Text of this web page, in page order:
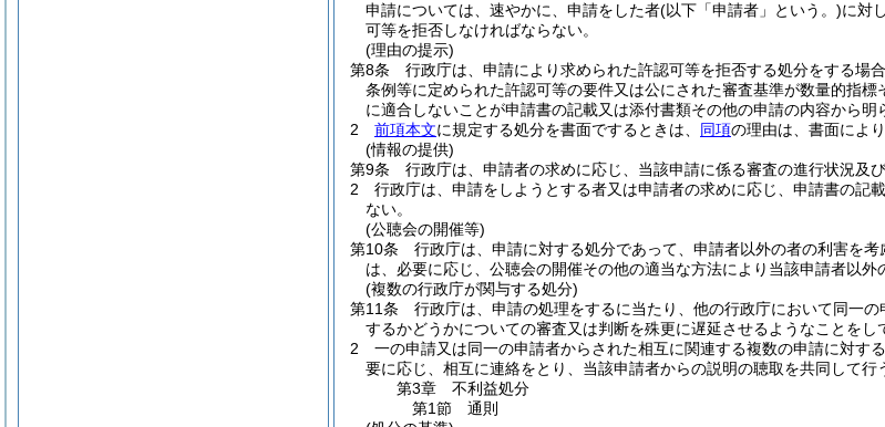
申請については、速やかに、申請をした者(以下「申請者」という。)に対
可等を拒否しなければならない。
(理由の提示)
第8条
行政庁は、申請により求められた許認可等を拒否する処分をする場
条例等に定められた許認可等の要件又は公にされた審査基準が数量的指
に適合しないことが申請書の記載又は添付書類その他の申請の内容から
2
前項本文に規定する処分を書面でするときは、 同項の理由は、書面によ
(情報の提供)
第9条
行政庁は、申請者の求めに応じ、当該申請に係る審査の進行状況及
2
行政庁は、申請をしようとする者又は申請者の求めに応じ、申請書の記
ない。
(公聴会の開催等)
第10条
行政庁は、申請に対する処分であって、申請者以外の者の利害を
は、必要に応じ、公聴会の開催その他の適当な方法により当該申請者以
(複数の行政庁が関与する処分)
第11条
行政庁は、申請の処理をするに当たり、他の行政庁において同一
するかどうかについての審査又は判断を殊更に遅延させるようなことをし
2
一の申請又は同一の申請者からされた相互に関連する複数の申請に対
要に応じ、相互に連絡をとり、当該申請者からの説明の聴取を共同して行
第3章
不利益処分
第1節
通則